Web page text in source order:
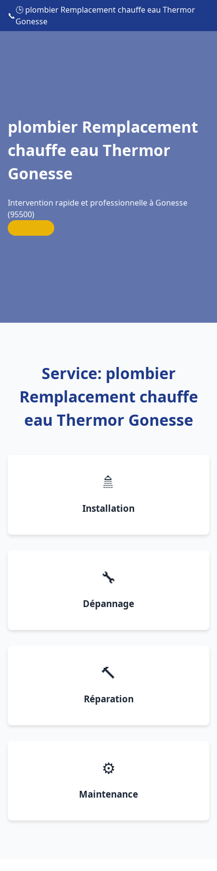
📞
🕒 plombier Remplacement chauffe eau Thermor
Gonesse
plombier Remplacement
chauffe eau Thermor
Gonesse
Intervention rapide et professionnelle à Gonesse
(95500)
Service: plombier
Remplacement chauffe
eau Thermor Gonesse
🚿
Installation
🔧
Dépannage
🔨
Réparation
⚙️
Maintenance